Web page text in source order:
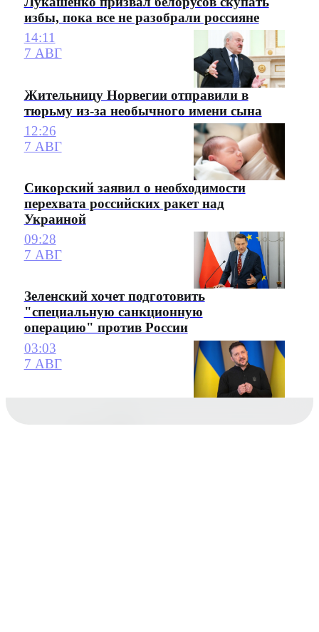
избы, пока все не разобрали россияне
14:11
7 АВГ
Жительницу Норвегии отправили в
тюрьму из-за необычного имени сына
12:26
7 АВГ
Сикорский заявил о необходимости
перехвата российских ракет над
Украиной
09:28
7 АВГ
Зеленский хочет подготовить
"специальную санкционную
операцию" против России
03:03
7 АВГ